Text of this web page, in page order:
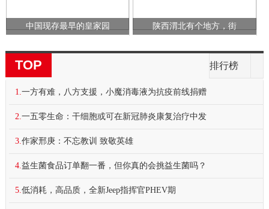
中国现存最早的皇家园 陕西渭北有个地方，街
TOP 排行榜
1. 一方有难，八方支援，小魔消毒液为抗疫前线捐赠
2. 一五零生命：干细胞或可在新冠肺炎康复治疗中发
3. 作家邢庚：不忘教训 致敬英雄
4. 益生菌食品订单翻一番，但你真的会挑益生菌吗？
5. 低消耗，高品质，全新Jeep指挥官PHEV期